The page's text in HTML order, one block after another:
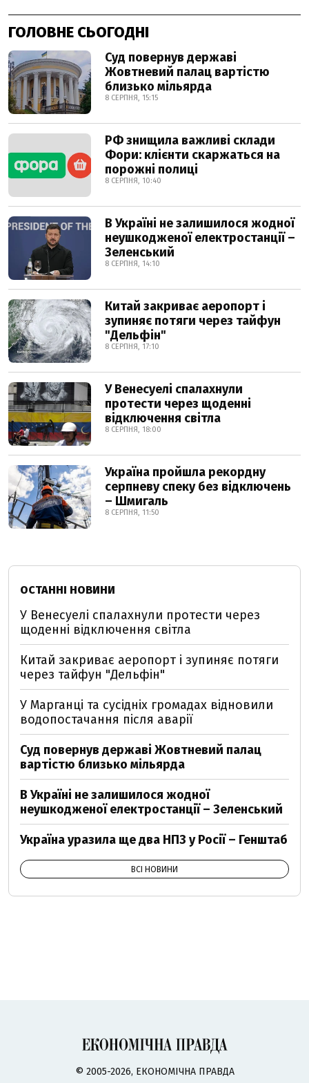
ГОЛОВНЕ СЬОГОДНІ
Суд повернув державі
Жовтневий палац вартістю
близько мільярда
8 СЕРПНЯ, 15:15
РФ знищила важливі склади
Фори: клієнти скаржаться на
порожні полиці
8 СЕРПНЯ, 10:40
В Україні не залишилося жодної
неушкодженої електростанції –
Зеленський
8 СЕРПНЯ, 14:10
Китай закриває аеропорт і
зупиняє потяги через тайфун
"Дельфін"
8 СЕРПНЯ, 17:10
У Венесуелі спалахнули
протести через щоденні
відключення світла
8 СЕРПНЯ, 18:00
Україна пройшла рекордну
серпневу спеку без відключень
– Шмигаль
8 СЕРПНЯ, 11:50
ОСТАННІ НОВИНИ
У Венесуелі спалахнули протести через
щоденні відключення світла
Китай закриває аеропорт і зупиняє потяги
через тайфун "Дельфін"
У Марганці та сусідніх громадах відновили
водопостачання після аварії
Суд повернув державі Жовтневий палац
вартістю близько мільярда
В Україні не залишилося жодної
неушкодженої електростанції – Зеленський
Україна уразила ще два НПЗ у Росії – Генштаб
ВСІ НОВИНИ
© 2005-2026, ЕКОНОМІЧНА ПРАВДА